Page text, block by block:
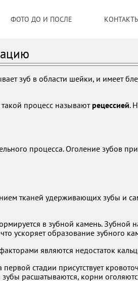
ФОТО ДО И ПОСЛЕ
зуб в области шейки, и имеет
процесс называют рецессией.
процесса. Оголение зубов
тканей удерживающих зубы и
в зубной камень. Зубной
ускоряет образование зубного
являются недостаток
стадии присутствует
расшатываются, корни